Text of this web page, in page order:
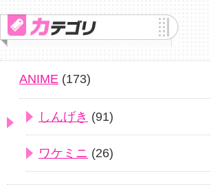
ANIME (173)
しんげき (91)
ワケミニ (26)